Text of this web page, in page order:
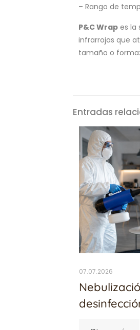
– Rango de
P&C Wrapes la
infrarrojas que
tamaño o
Entradas
07.07.2026